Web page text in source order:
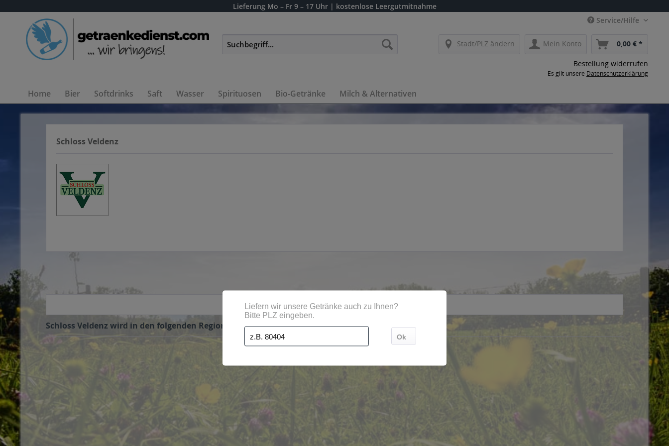
Lieferung Mo – Fr 9 – 17 Uhr | kostenlose Leergutmitnahme
Service/Hilfe
Stadt/PLZ ändern Mein Konto 0,00 € *
Bestellung widerrufen
Es gilt unsere Datenschutzerklärung
Home Bier Softdrinks Saft Wasser Spirituosen Bio-Getränke Milch & Alternativen
Schloss Veldenz
Schloss Veldenz wird in den folgenden Regionen, Städten, Orten und Postleitzahl-Gebieten geliefert